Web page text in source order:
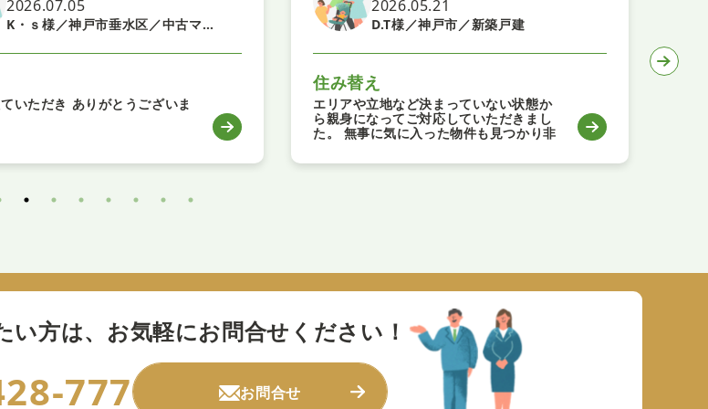
2026.07.05
K・ｓ様／神戸市垂水区／中古マンション
いただき ありがとうございま
2026.05.21
D.T様／神戸市／新築戸建
住み替え
エリアや立地など決まっていない状態か
ら親身になってご対応していただきまし
た。 無事に気に入った物件も見つかり非
くお願いします。
方は、 お気軽にお問合せください！
777 お問合せ